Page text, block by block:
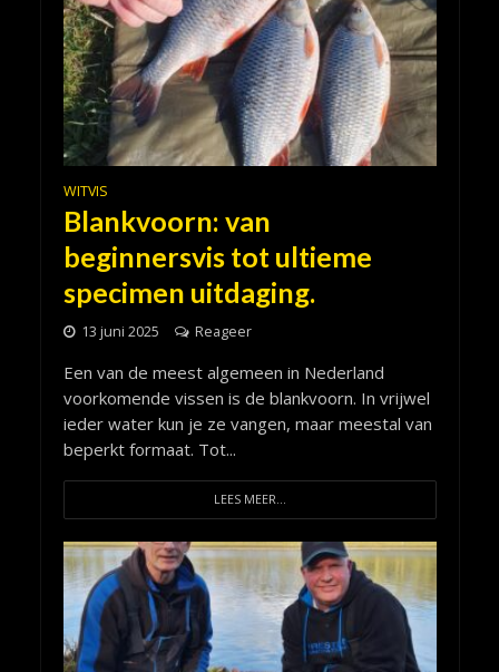
WITVIS
Blankvoorn: van
beginnersvis tot ultieme
specimen uitdaging.
13 juni 2025 Reageer
Een van de meest algemeen in Nederland
voorkomende vissen is de blankvoorn. In vrijwel
ieder water kun je ze vangen, maar meestal van
beperkt formaat. Tot...
LEES MEER...